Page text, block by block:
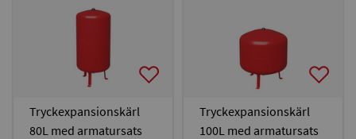
Tryckexpansionskärl
80L med armatursats
Tryckexpansionskärl
100L med armatursats